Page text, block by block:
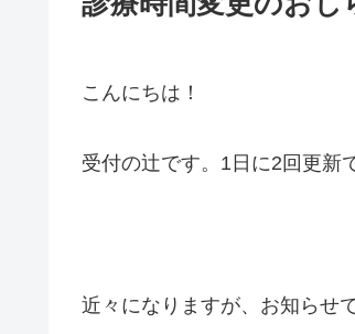
こんにちは！
受付の辻です。1日に2回更新
近々になりますが、お知らせで